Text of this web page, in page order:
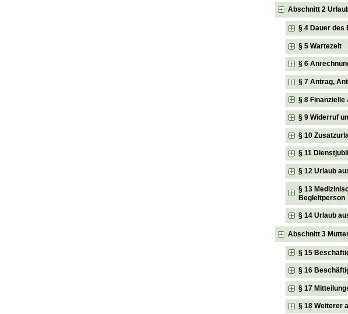
Abschnitt 2
§ 4 Dauer des
§ 5 Wartezeit
§ 6
§ 7 Antrag,
§ 8
§ 9 Widerruf
§ 10
§ 11
§ 12 Urlaub
§ 13
Begleitperson
§ 14 Urlaub
Abschnitt 3
§ 15
§ 16
§ 17
§ 18 Weiterer